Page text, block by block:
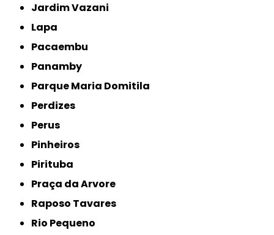
Jardim Vazani
Lapa
Pacaembu
Panamby
Parque Maria Domitila
Perdizes
Perus
Pinheiros
Pirituba
Praça da Arvore
Raposo Tavares
Rio Pequeno